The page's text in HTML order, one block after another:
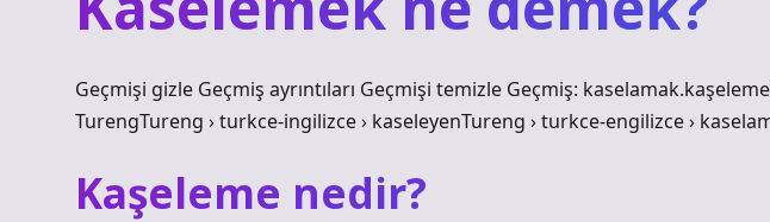
Geçmişi gizle Geçmiş ayrıntıları Geçmişi temizle Geçmiş:
TurengTureng › turkce-ingilizce › kaseleyenTureng › turkce-engilizce ›
Kaşeleme nedir?